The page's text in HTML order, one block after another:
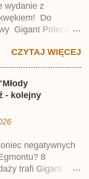
wydanie z
Do
Gigant Poleca
stronicowy tom z
go także z
. Za przekład
drugiego
Collection ,
pod koniec
CZYTAJ WIĘCEJ
- kolejny
negatywnych
8
trafi Gigant